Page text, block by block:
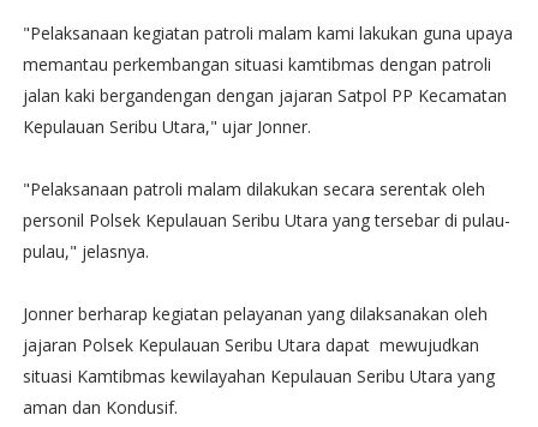
"Pelaksanaan kegiatan patroli malam kami lakukan guna upaya
memantau perkembangan situasi kamtibmas dengan patroli
jalan kaki bergandengan dengan jajaran Satpol PP Kecamatan
Kepulauan Seribu Utara," ujar Jonner.
"Pelaksanaan patroli malam dilakukan secara serentak oleh
personil Polsek Kepulauan Seribu Utara yang tersebar di pulau-
pulau," jelasnya.
Jonner berharap kegiatan pelayanan yang dilaksanakan oleh
jajaran Polsek Kepulauan Seribu Utara dapat mewujudkan
situasi Kamtibmas kewilayahan Kepulauan Seribu Utara yang
aman dan Kondusif.